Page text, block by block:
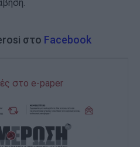
στο Facebook
στο e-paper